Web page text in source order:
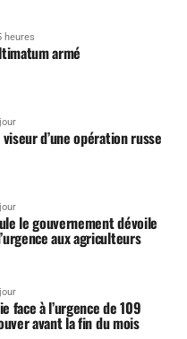
heures
armé
d’une opération russe
le gouvernement dévoile
aux agriculteurs
face à l’urgence de 109
avant la fin du mois